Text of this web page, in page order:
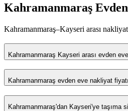
Kahramanmaraş
Kahramanmaraş–Kayseri arası
Kahramanmaraş Kayseri arası evden
Kahramanmaraş evden eve nakliyat
Kahramanmaraş'dan Kayseri'ye taşıma